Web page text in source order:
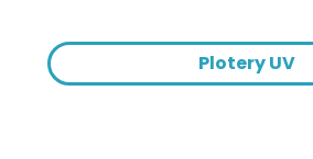
Plotery UV